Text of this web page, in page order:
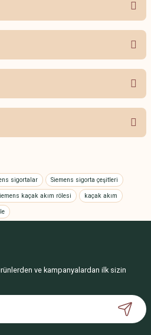
yorumu siz yapın!
henüz soru sorulmamış.
açıklamalarında ve diğer konularda
formunu kullanarak tarafımıza
veya görüntülenemiyor.
bilgiler bulunuyor.
olmalı.
Gönder
sigortalar Siemens sigorta çeşitleri
kaçak akım rölesi kaçak akım
ve kampanyalardan ilk sizin